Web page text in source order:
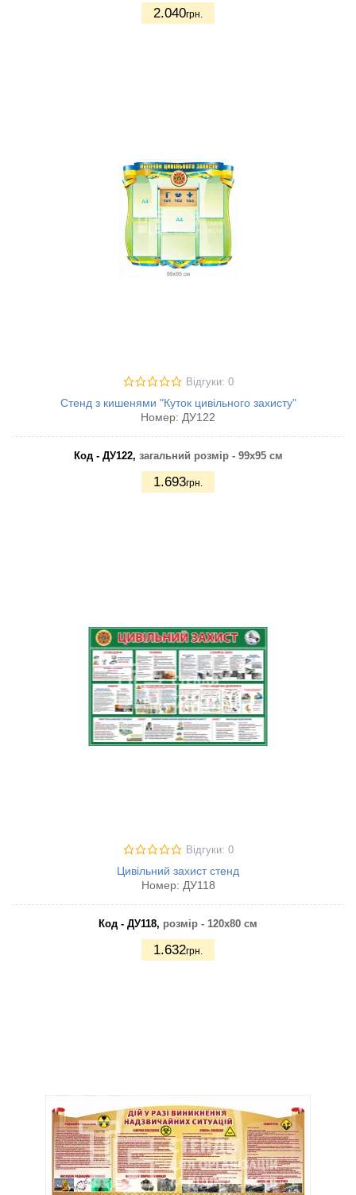
2.040грн.
Відгуки: 0
Стенд з кишенями "Куток цивільного захисту"
Номер: ДУ122
Код - ДУ122, загальний розмір - 99х95 см
1.693грн.
Відгуки: 0
Цивільний захист стенд
Номер: ДУ118
Код - ДУ118, розмір - 120х80 см
1.632грн.